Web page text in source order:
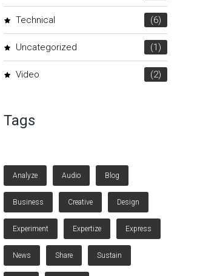
Technical (6)
Uncategorized (1)
Video (2)
Tags
Analyze Audio Blog
Business Creative Design
Experiment Expertize Express
News Share Sustain